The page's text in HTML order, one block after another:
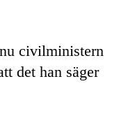
civilministern
det han säger